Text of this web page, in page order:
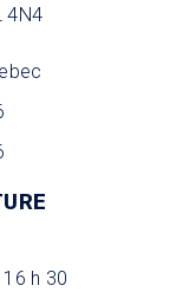
4N4
h 30